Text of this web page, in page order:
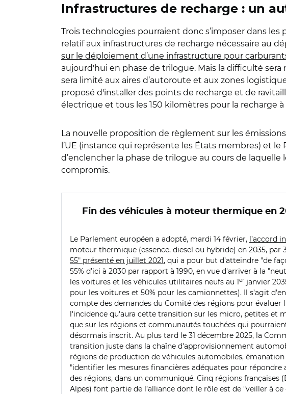
Infrastructures de recharge : un
Trois technologies pourraient donc s’imposer dans les
relatif aux infrastructures de recharge nécessaire au
sur le déploiement d’une infrastructure pour
aujourd'hui en phase de trilogue. Mais la difficulté
sera limité aux aires d’autoroute et aux zones
proposé d'installer des points de recharge et de
électrique et tous les 150 kilomètres pour la recharge
La nouvelle proposition de règlement sur les
l’UE (instance qui représente les États membres) et
d’enclencher la phase de trilogue au cours de
compromis.
Fin des véhicules à moteur thermique en
Le Parlement européen a adopté, mardi 14 février, l’accord
moteur thermique (essence, diesel ou hybride) en 2035, par
55" présenté en juillet 2021, qui a pour but d’atteindre "de
55% d’ici à 2030 par rapport à 1990, en vue d'arriver à la
les voitures et les véhicules utilitaires neufs au 1er janvier
pour les voitures et 50% pour les camionnettes). Il s’agit
compte des demandes du Comité des régions pour
l'incidence qu'aura cette transition sur les micro, petites et
que sur les régions et communautés touchées qui
désormais inscrit. Au plus tard le 31 décembre 2025, la
transition juste dans la chaîne d'approvisionnement
régions de production de véhicules automobiles, émanation
"identifier les mesures financières adéquates pour
des régions, dans un communiqué. Cinq régions françaises
Alpes) font partie de l’alliance dont le rôle est de "veiller à